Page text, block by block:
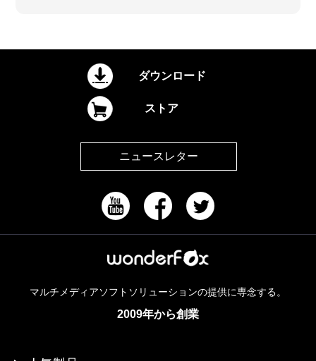
ダウンロード
ストア
ニュースレター
マルチメディアソフトソリューションの提供に専念する。
2009年から創業